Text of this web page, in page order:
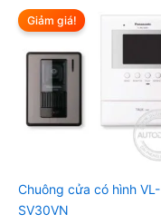
Giảm giá!
Chuông cửa có hình VL-
SV30VN